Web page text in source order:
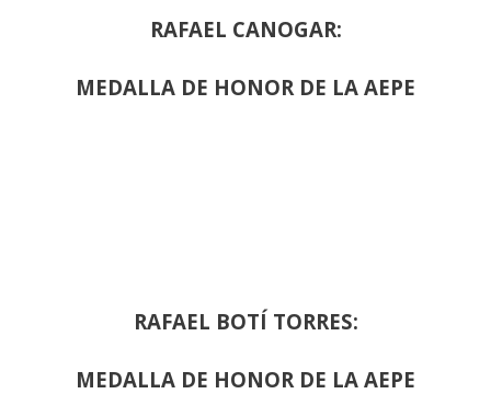
RAFAEL CANOGAR:
MEDALLA DE HONOR DE LA AEPE
RAFAEL BOTÍ TORRES:
MEDALLA DE HONOR DE LA AEPE